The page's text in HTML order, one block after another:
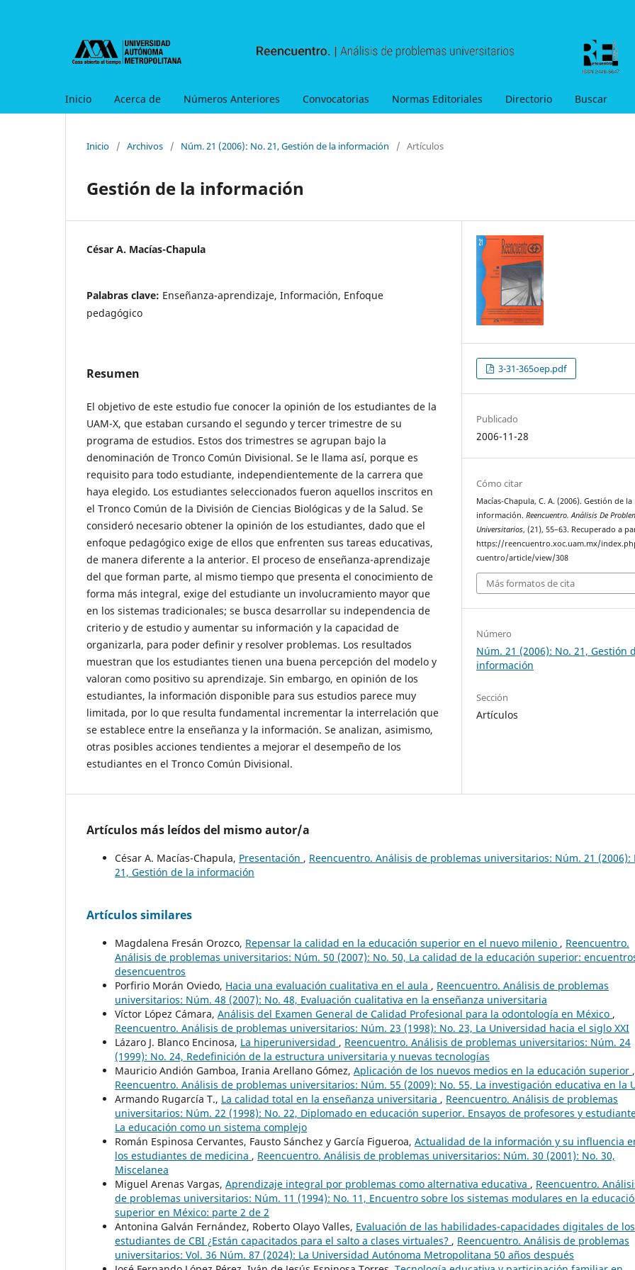
Inicio Acerca de Números Anteriores Convocatorias Normas Editoriales Directorio Buscar
Inicio / Archivos / Núm. 21 (2006): No. 21, Gestión de la información / Artículos
Gestión de la información
César A. Macías-Chapula
Palabras clave: Enseñanza-aprendizaje, Información, Enfoque
pedagógico
Resumen
El objetivo de este estudio fue conocer la opinión de los estudiantes de la
UAM-X, que estaban cursando el segundo y tercer trimestre de su
programa de estudios. Estos dos trimestres se agrupan bajo la
denominación de Tronco Común Divisional. Se le llama así, porque es
requisito para todo estudiante, independientemente de la carrera que
haya elegido. Los estudiantes seleccionados fueron aquellos inscritos en
el Tronco Común de la División de Ciencias Biológicas y de la Salud. Se
consideró necesario obtener la opinión de los estudiantes, dado que el
enfoque pedagógico exige de ellos que enfrenten sus tareas educativas,
de manera diferente a la anterior. El proceso de enseñanza-aprendizaje
del que forman parte, al mismo tiempo que presenta el conocimiento de
forma más integral, exige del estudiante un involucramiento mayor que
en los sistemas tradicionales; se busca desarrollar su independencia de
criterio y de estudio y aumentar su información y la capacidad de
organizarla, para poder definir y resolver problemas. Los resultados
muestran que los estudiantes tienen una buena percepción del modelo y
valoran como positivo su aprendizaje. Sin embargo, en opinión de los
estudiantes, la información disponible para sus estudios parece muy
limitada, por lo que resulta fundamental incrementar la interrelación que
se establece entre la enseñanza y la información. Se analizan, asimismo,
otras posibles acciones tendientes a mejorar el desempeño de los
estudiantes en el Tronco Común Divisional.
3-31-365oep.pdf
Publicado
2006-11-28
Cómo citar
Macías-Chapula, C. A. (2006). Gestión de la
información.Reencuentro. Análisis De
Universitarios, (21), 55–63. Recuperado a
https://reencuentro.xoc.uam.mx/
cuentro/article/view/308
Más formatos de cita
Número
Núm. 21 (2006): No. 21, Gestión
información
Sección
Artículos
Artículos más leídos del mismo autor/a
César A. Macías-Chapula, Presentación , Reencuentro. Análisis de problemas universitarios: Núm. 21 (2006):
21, Gestión de la información
Artículos similares
Magdalena Fresán Orozco, Repensar la calidad en la educación superior en el nuevo milenio , Reencuentro.
Análisis de problemas universitarios: Núm. 50 (2007): No. 50, La calidad de la educación superior:
desencuentros
Porfirio Morán Oviedo, Hacia una evaluación cualitativa en el aula , Reencuentro. Análisis de problemas
universitarios: Núm. 48 (2007): No. 48, Evaluación cualitativa en la enseñanza universitaria
Víctor López Cámara, Análisis del Examen General de Calidad Profesional para la odontología en México ,
Reencuentro. Análisis de problemas universitarios: Núm. 23 (1998): No. 23, La Universidad hacia el siglo XXI
Lázaro J. Blanco Encinosa, La hiperuniversidad , Reencuentro. Análisis de problemas universitarios: Núm. 24
(1999): No. 24, Redefinición de la estructura universitaria y nuevas tecnologías
Mauricio Andión Gamboa, Irania Arellano Gómez, Aplicación de los nuevos medios en la educación superior ,
Reencuentro. Análisis de problemas universitarios: Núm. 55 (2009): No. 55, La investigación educativa en la
Armando Rugarcía T., La calidad total en la enseñanza universitaria , Reencuentro. Análisis de problemas
universitarios: Núm. 22 (1998): No. 22, Diplomado en educación superior. Ensayos de profesores y
La educación como un sistema complejo
Román Espinosa Cervantes, Fausto Sánchez y García Figueroa, Actualidad de la información y su influencia
los estudiantes de medicina , Reencuentro. Análisis de problemas universitarios: Núm. 30 (2001): No. 30,
Miscelanea
Miguel Arenas Vargas, Aprendizaje integral por problemas como alternativa educativa , Reencuentro.
de problemas universitarios: Núm. 11 (1994): No. 11, Encuentro sobre los sistemas modulares en la
superior en México: parte 2 de 2
Antonina Galván Fernández, Roberto Olayo Valles, Evaluación de las habilidades-capacidades digitales de los
estudiantes de CBI ¿Están capacitados para el salto a clases virtuales? , Reencuentro. Análisis de problemas
universitarios: Vol. 36 Núm. 87 (2024): La Universidad Autónoma Metropolitana 50 años después